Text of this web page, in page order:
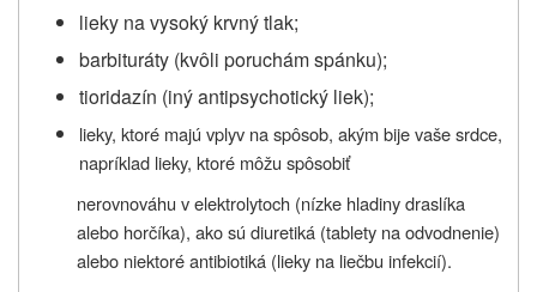
lieky na vysoký krvný tlak;
barbituráty (kvôli poruchám spánku);
tioridazín (iný antipsychotický liek);
lieky, ktoré majú vplyv na spôsob, akým bije vaše srdce,
napríklad lieky, ktoré môžu spôsobiť
nerovnováhu v elektrolytoch (nízke hladiny draslíka
alebo horčíka), ako sú diuretiká (tablety na odvodnenie)
alebo niektoré antibiotiká (lieky na liečbu infekcií).